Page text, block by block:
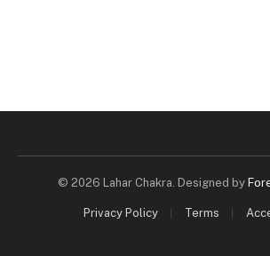
© 2026 Lahar Chakra. Designed by
Privacy Policy Terms